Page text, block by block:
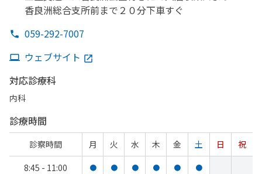
香良洲総合支所前まで ２０分下車すぐ
059-292-7007
ウェブサイト
対応診療科
内科
診療時間
診察時間 月 火 水 木 金 土 日
祝
8:45 - 11:00
● ● ● ● ● ●